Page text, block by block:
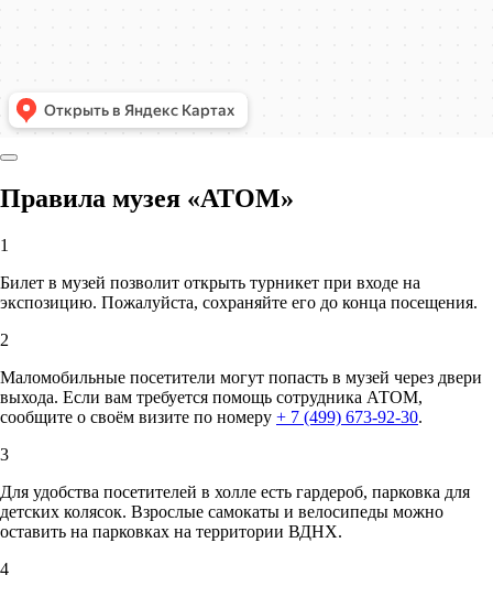
Правила музея «АТОМ»
1
Билет в музей позволит открыть турникет при входе на
экспозицию. Пожалуйста, сохраняйте его до конца посещения.
2
Маломобильные посетители могут попасть в музей через двери
выхода. Если вам требуется помощь сотрудника АТОМ,
сообщите о своём визите по номеру + 7 (499) 673-92-30.
3
Для удобства посетителей в холле есть гардероб, парковка для
детских колясок. Взрослые самокаты и велосипеды можно
оставить на парковках на территории ВДНХ.
4